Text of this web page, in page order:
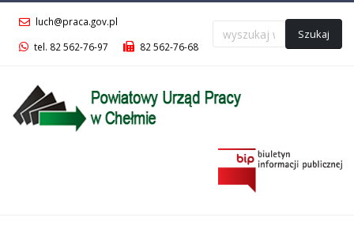
luch@praca.gov.pl
tel. 82 562-76-97
82 562-76-68
Szukaj